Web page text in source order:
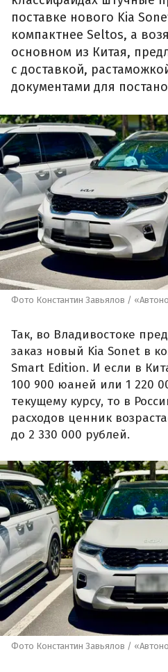
поставке нового Kia
компактнее Seltos, а
основном из Китая,
с доставкой,
документами для
Фото Константин Завьялов /
Так, во Владивостоке
заказ новый Kia Sonet в
Smart Edition. И если в
100 900 юаней или 1 220
текущему курсу, то в
расходов ценник
до 2 330 000 рублей.
Фото Константин Завьялов /